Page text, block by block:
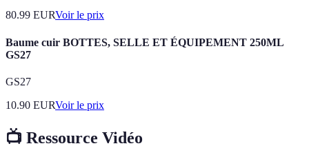
80.99 EURVoir le prix
Baume cuir BOTTES, SELLE ET ÉQUIPEMENT 250ML
GS27
GS27
10.90 EURVoir le prix
📺 Ressource Vidéo